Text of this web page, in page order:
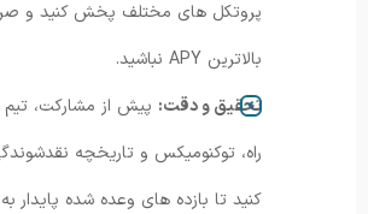
پروتکل های مختلف پخش کنید و
بالاترین APY نباشید.
تحقیق و دقت: پیش از مشارکت، تیم
راه، توکنومیکس و تاریخچه
کنید تا بازده های وعده شده پایدار